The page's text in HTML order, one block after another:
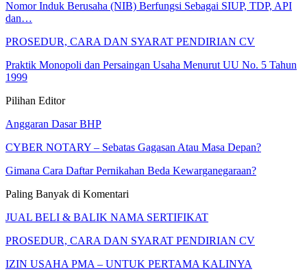
Nomor Induk Berusaha (NIB) Berfungsi Sebagai SIUP, TDP, API
dan…
PROSEDUR, CARA DAN SYARAT PENDIRIAN CV
Praktik Monopoli dan Persaingan Usaha Menurut UU No. 5 Tahun
1999
Pilihan Editor
Anggaran Dasar BHP
CYBER NOTARY – Sebatas Gagasan Atau Masa Depan?
Gimana Cara Daftar Pernikahan Beda Kewarganegaraan?
Paling Banyak di Komentari
JUAL BELI & BALIK NAMA SERTIFIKAT
PROSEDUR, CARA DAN SYARAT PENDIRIAN CV
IZIN USAHA PMA – UNTUK PERTAMA KALINYA